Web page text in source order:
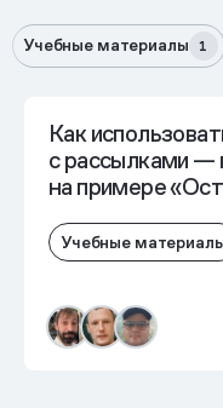
Учебные материалы 1
Как
с рассылками —
на примере
Учебные